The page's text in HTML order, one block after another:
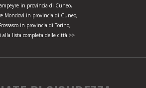
in provincia di Cuneo,
Mondovì in provincia di Cuneo,
in provincia di Torino,
alla lista completa delle città >>